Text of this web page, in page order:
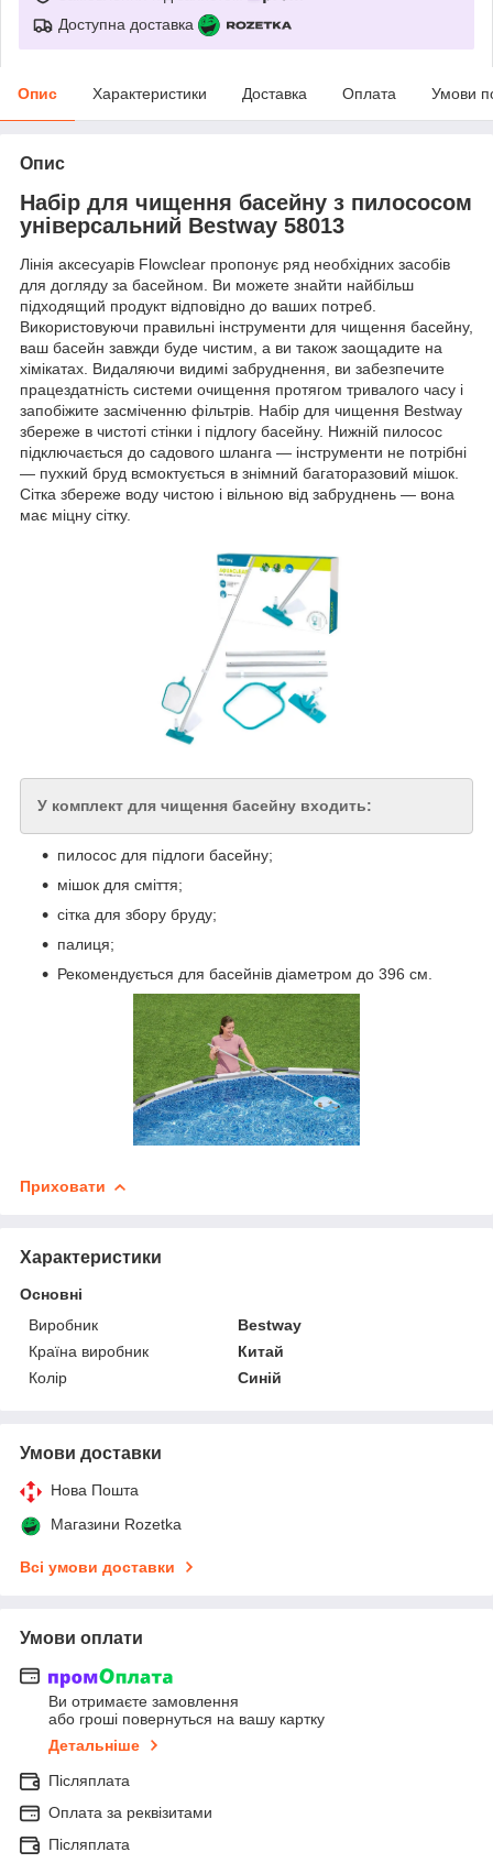
Доступна доставка
Опис Характеристики Доставка Оплата Умови
Опис
Набір для чищення басейну з пилососом
універсальний Bestway 58013
Лінія аксесуарів Flowclear пропонує ряд необхідних засобів
для догляду за басейном. Ви можете знайти найбільш
підходящий продукт відповідно до ваших потреб.
Використовуючи правильні інструменти для чищення басейну,
ваш басейн завжди буде чистим, а ви також заощадите на
хімікатах. Видаляючи видимі забруднення, ви забезпечите
працездатність системи очищення протягом тривалого часу і
запобіжите засміченню фільтрів. Набір для чищення Bestway
збереже в чистоті стінки і підлогу басейну. Нижній пилосос
підключається до садового шланга — інструменти не потрібні
— пухкий бруд всмоктується в знімний багаторазовий мішок.
Сітка збереже воду чистою і вільною від забруднень — вона
має міцну сітку.
У комплект для чищення басейну входить:
пилосос для підлоги басейну;
мішок для сміття;
сітка для збору бруду;
палиця;
Рекомендується для басейнів діаметром до 396 см.
Приховати
Характеристики
Основні
Виробник
Bestway
Країна виробник
Китай
Колір
Синій
Умови доставки
Нова Пошта
Магазини Rozetka
Всі умови доставки
Умови оплати
Ви отримаєте замовлення
або гроші повернуться на вашу картку
Детальніше
Післяплата
Оплата за реквізитами
Післяплата